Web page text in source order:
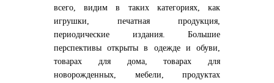
всего, видим в таких категориях, как
игрушки, печатная продукция,
периодические издания. Большие
перспективы открыты в одежде и обуви,
товарах для дома, товарах для
новорожденных, мебели, продуктах